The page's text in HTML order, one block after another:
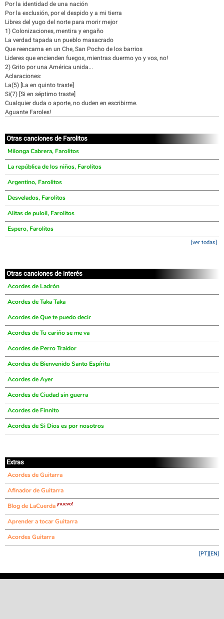
Por la identidad de una nación
Por la exclusión, por el despido y a mi tierra
Libres del yugo del norte para morir mejor
1) Colonizaciones, mentira y engaño
La verdad tapada un pueblo masacrado
Que reencarna en un Che, San Pocho de los barrios
Lideres que encienden fuegos, mientras duermo yo y vos, no!
2) Grito por una América unida...
Aclaraciones:
La(5) [La en quinto traste]
Si(7) [Si en séptimo traste]
Cualquier duda o aporte, no duden en escribirme.
Aguante Faroles!
Otras canciones de Farolitos
Milonga Cabrera, Farolitos
La república de los niños, Farolitos
Argentino, Farolitos
Desvelados, Farolitos
Alitas de puloil, Farolitos
Espero, Farolitos
[ver todas]
Otras canciones de interés
Acordes de Ladrón
Acordes de Taka Taka
Acordes de Que te puedo decir
Acordes de Tu cariño se me va
Acordes de Perro Traidor
Acordes de Bienvenido Santo Espíritu
Acordes de Ayer
Acordes de Ciudad sin guerra
Acordes de Finnito
Acordes de Si Dios es por nosotros
Extras
Acordes de Guitarra
Afinador de Guitarra
Blog de LaCuerda ¡nuevo!
Aprender a tocar Guitarra
Acordes Guitarra
[EN]
[PT]